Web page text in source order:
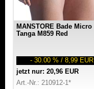
MANSTORE Bade Micro
Tanga M859 Red
- 30.00 % / 8,99 EUR
jetzt nur: 20,96 EUR
Art.-Nr.: 210912-1*